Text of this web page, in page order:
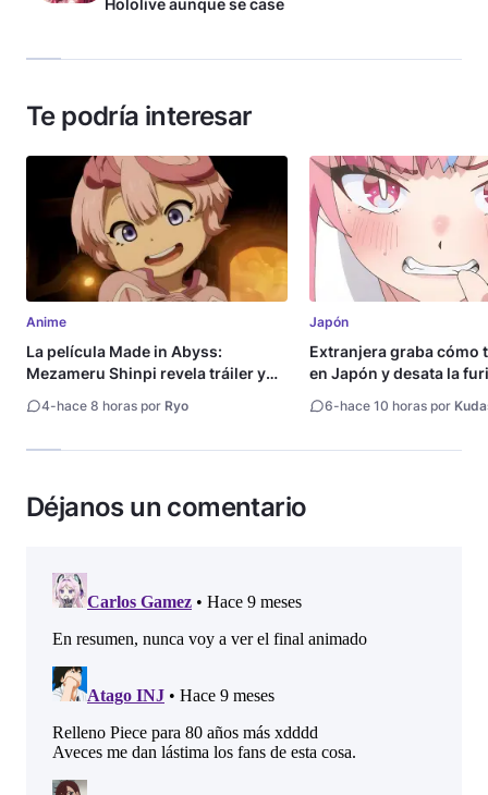
Te podría interesar
Anime
La película Made in Abyss:
Mezameru Shinpi revela tráiler y
4-hace 8 horas por Ryo
Japón
Extranjera graba cómo
en Japón y desata la
6-hace 10 horas por
Déjanos un comentario